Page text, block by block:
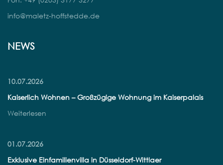
info@maletz-hoffstedde.de
NEWS
10.07.2026
Kaiserlich Wohnen – Großzügige Wohnung im Kaiserpalais
Weiterlesen
01.07.2026
Exklusive Einfamilienvilla in Düsseldorf-Wittlaer